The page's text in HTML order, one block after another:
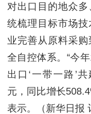
对出口目的地众
统梳理目标市场
业完善从原料采
全自控体系。“今
出口‘一带一路’
元，同比增长
表示。（新华日报